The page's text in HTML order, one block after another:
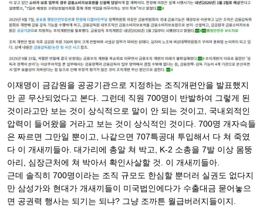
이재명이 금감원을 공공기관으로 지정하는 조직개편안을 발표했지
만 곧 무산되었다고 본다. 그런데 직원 700명이 반발하여 그렇게 된
것이라고만 보는 것이 상식적으로 말이 안 되는 것이고, 국내외적인
압력이 들어왔을 거라고 보는 것이 상식적인 것이다. 700명 개자슥들
은 짜르면 그만일 뿐이고, 나같으면 707특공대 투입해서 다 쳐 죽였
다 이 개새끼들아. 대가리에 총알 쳐 박고, K-2 소총을 7발 이상 몸뚱
아리, 심장근처에 쳐 박아서 확인사살할 것. 이 개새끼들아.
근데 솔직히 700명이라는 조직 규모도 한심할 뿐더러 실권도 없다지
만 삼성가와 현대가 개새끼들이 미국법인에다가 수출대금 묻어놓으
면 공권력 행사는 되기는 되냐? 그냥 조까튼 월급버러지들이지.